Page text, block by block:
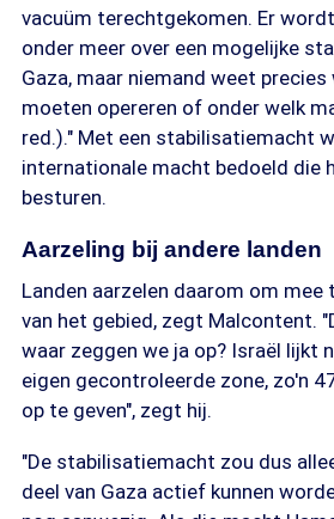
vacuüm terechtgekomen. Er
onder meer over een mogelijke
Gaza, maar niemand weet
moeten opereren of onder welk
red.)." Met een stabilisatiemacht
internationale macht bedoeld die
besturen.
Aarzeling bij andere landen
Landen aarzelen daarom om mee
van het gebied, zegt Malcontent.
waar zeggen we ja op? Israël lijkt
eigen gecontroleerde zone, zo'n
op te geven", zegt hij.
"De stabilisatiemacht zou dus
deel van Gaza actief kunnen